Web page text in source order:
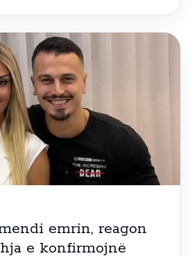
emrin, reagon
e konfirmojnë